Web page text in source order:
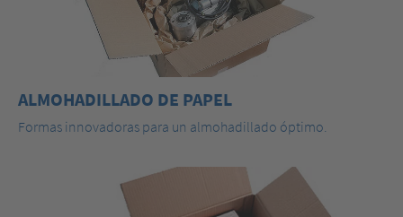
ALMOHADILLADO DE PAPEL
Formas innovadoras para un almohadillado óptimo.